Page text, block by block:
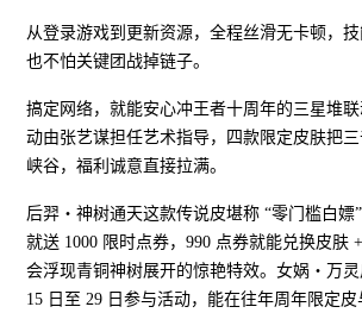
从登录游戏到更新资源，全程丝滑无卡顿，
也不怕关键团战掉链子。
搞定网络，就能安心冲王者十周年的三星堆
动由张艺谋担任艺术指导，四款限定皮肤把
峡谷，福利诚意直接拉满。
后羿・神树通天这款传说皮堪称 “零门槛白嫖
就送 1000 限时点券，990 点券就能兑换皮肤
会浮现青铜神树展开的惊艳特效。女娲・万灵
15 日至 29 日参与活动，能在往年周年限定